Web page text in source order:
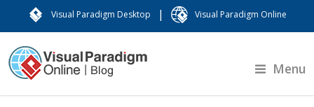
Visual Paradigm Desktop | Visual Paradigm Online
Menu